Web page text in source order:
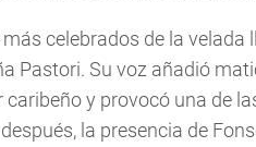
celebrados de la velada
Pastori. Su voz añadió
y provocó una de
la presencia de